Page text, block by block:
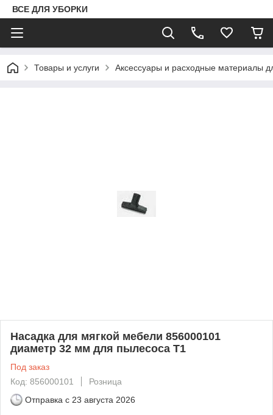
ВСЕ ДЛЯ УБОРКИ
Товары и услуги Аксессуары и расходные материалы
Насадка для мягкой мебели 856000101
диаметр 32 мм для пылесоса Т1
Под заказ
Код: 856000101
Розница
Отправка с 23 августа 2026